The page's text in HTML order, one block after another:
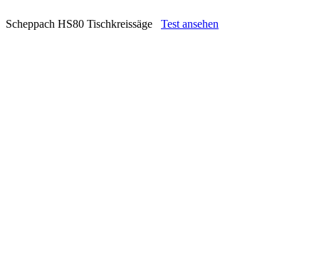
Scheppach HS80 Tischkreissäge Test ansehen